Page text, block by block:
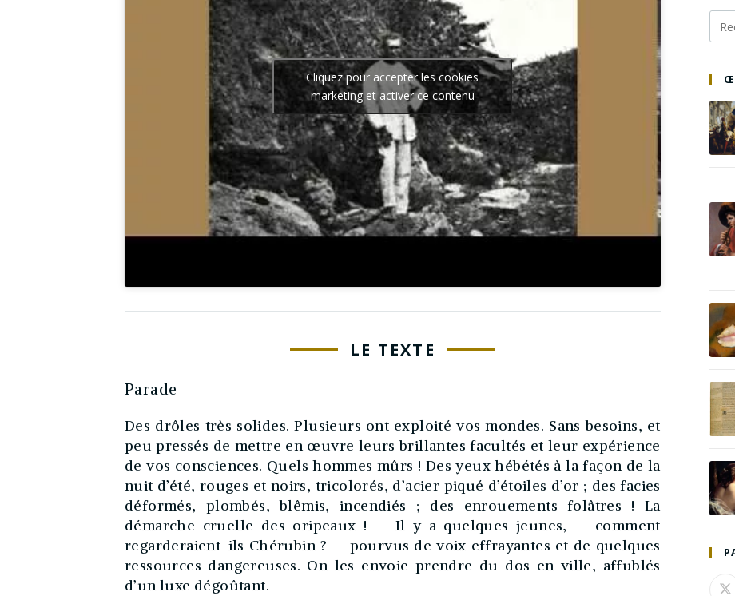
Cliquez pour accepter les cookies
marketing et activer ce contenu
LE TEXTE
Parade
Des drôles très solides. Plusieurs ont exploité vos mondes. Sans besoins, et
peu pressés de mettre en œuvre leurs brillantes facultés et leur expérience
de vos consciences. Quels hommes mûrs ! Des yeux hébétés à la façon de la
nuit d’été, rouges et noirs, tricolorés, d’acier piqué d’étoiles d’or ; des facies
déformés, plombés, blêmis, incendiés ; des enrouements folâtres ! La
démarche cruelle des oripeaux ! — Il y a quelques jeunes, — comment
regarderaient-ils Chérubin ? — pourvus de voix effrayantes et de quelques
ressources dangereuses. On les envoie prendre du dos en ville, affublés
d’un luxe dégoûtant.